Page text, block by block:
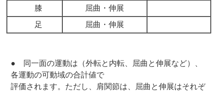
膝
屈曲・伸展
足
屈曲・伸展
● 同一面の運動は（外転と内転、屈曲と伸展など）、
各運動の可動域の合計値で
評価されます。ただし、肩関節は、屈曲と伸展はそれぞ